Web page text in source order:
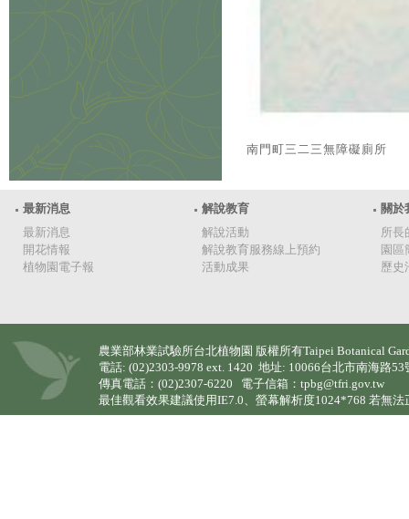
南門町三二三無障礙廁所
最新消息
最新消息
開花情報
植物園電子報
解說教育
解說活動
解說教育服務線上預約
活動成果
關於
所長
園區
歷史
農業部林業試驗所台北植物園 版權所有Taipei Botanical
電話: (02)2303-9978 ext. 1420 地址: 10066台北市南海路53
傳真電話：(02)2307-6220 電子信箱：tpbg@tfri.gov.tw
最佳觀看效果建議使用IE7.0、螢幕解析度1024*768 若無